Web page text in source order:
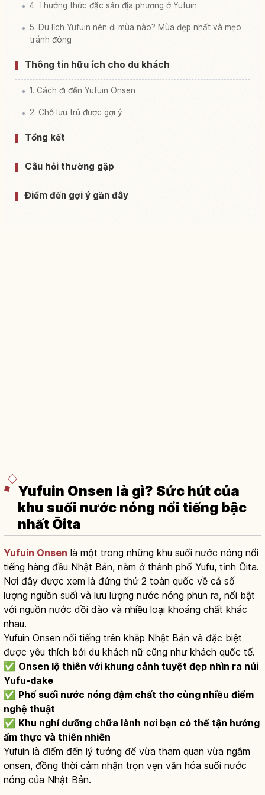
4. Thưởng thức đặc sản địa phương ở Yufuin
5. Du lịch Yufuin nên đi mùa nào? Mùa đẹp nhất và mẹo
tránh đông
Thông tin hữu ích cho du khách
1. Cách đi đến Yufuin Onsen
2. Chỗ lưu trú được gợi ý
Tổng kết
Câu hỏi thường gặp
Điểm đến gợi ý gần đây
Yufuin Onsen là gì? Sức hút của
khu suối nước nóng nổi tiếng bậc
nhất Ōita
Yufuin Onsen là một trong những khu suối nước nóng nổi
tiếng hàng đầu Nhật Bản, nằm ở thành phố Yufu, tỉnh Ōita.
Nơi đây được xem là đứng thứ 2 toàn quốc về cả số
lượng nguồn suối và lưu lượng nước nóng phun ra, nổi bật
với nguồn nước dồi dào và nhiều loại khoáng chất khác
nhau.
Yufuin Onsen nổi tiếng trên khắp Nhật Bản và đặc biệt
được yêu thích bởi du khách nữ cũng như khách quốc tế.
✅ Onsen lộ thiên với khung cảnh tuyệt đẹp nhìn ra núi
Yufu-dake
✅ Phố suối nước nóng đậm chất thơ cùng nhiều điểm
nghệ thuật
✅ Khu nghỉ dưỡng chữa lành nơi bạn có thể tận hưởng
ẩm thực và thiên nhiên
Yufuin là điểm đến lý tưởng để vừa tham quan vừa ngâm
onsen, đồng thời cảm nhận trọn vẹn văn hóa suối nước
nóng của Nhật Bản.